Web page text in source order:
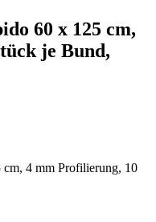
60 x 125 cm,
je Bund,